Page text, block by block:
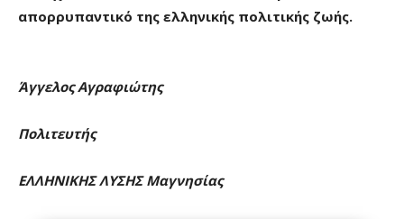
απορρυπαντικό της ελληνικής πολιτικής ζωής.
Άγγελος Αγραφιώτης
Πολιτευτής
ΕΛΛΗΝΙΚΗΣ ΛΥΣΗΣ Μαγνησίας